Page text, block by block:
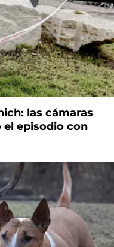
las cámaras
episodio con